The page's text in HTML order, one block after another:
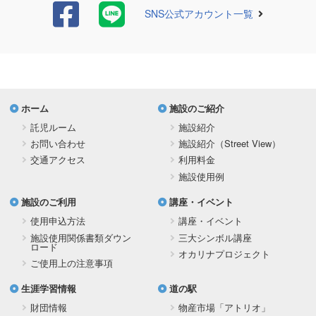
SNS公式アカウント一覧
ホーム
託児ルーム
お問い合わせ
交通アクセス
施設のご紹介
施設紹介
施設紹介（Street View）
利用料金
施設使用例
施設のご利用
使用申込方法
施設使用関係書類ダウン
ロード
ご使用上の注意事項
講座・イベント
講座・イベント
三大シンボル講座
オカリナプロジェクト
生涯学習情報
財団情報
道の駅
物産市場「アトリオ」